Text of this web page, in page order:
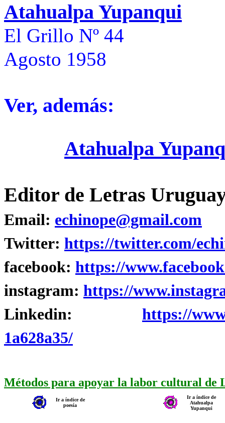
Atahualpa Yupanqui
El Grillo Nº 44
Agosto 1958
Ver, además:
Atahualpa
Editor de Letras
Email: echinope@gmail.com
Twitter: https://twitter.com/
facebook: https://
instagram: https://
Linkedin: https://
1a628a35/
Métodos para apoyar la labor cultural de
Ir a índice de
poesía
Ir a índice de
Atahualpa
Yupanqui